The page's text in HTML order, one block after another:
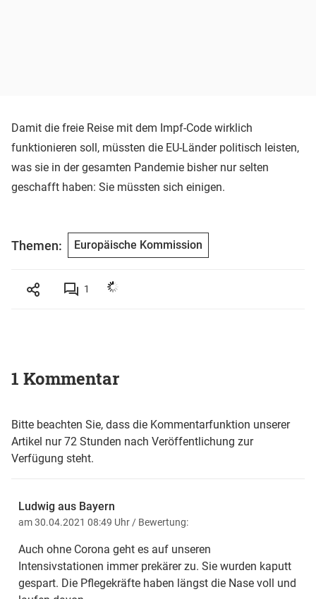
Damit die freie Reise mit dem Impf-Code wirklich
funktionieren soll, müssten die EU-Länder politisch leisten,
was sie in der gesamten Pandemie bisher nur selten
geschafft haben: Sie müssten sich einigen.
Themen: Europäische Kommission
1
1 Kommentar
Bitte beachten Sie, dass die Kommentarfunktion unserer
Artikel nur 72 Stunden nach Veröffentlichung zur
Verfügung steht.
Ludwig aus Bayern
am 30.04.2021 08:49 Uhr / Bewertung:
Auch ohne Corona geht es auf unseren
Intensivstationen immer prekärer zu. Sie wurden kaputt
gespart. Die Pflegekräfte haben längst die Nase voll und